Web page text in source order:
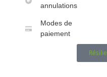
annulations
Modes de
paiement